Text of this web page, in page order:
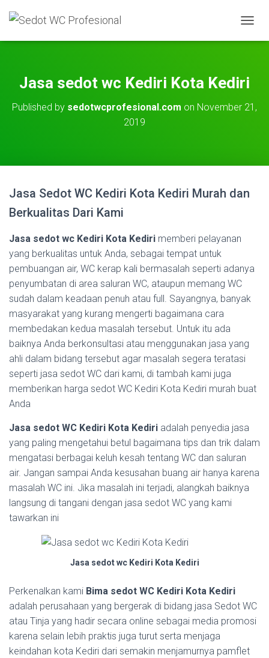
O
L
E
A
T
O
Jasa sedot wc Kediri Kota Kediri
Published by sedotwcprofesional.com on November 21,
2019
Jasa Sedot WC Kediri Kota Kediri Murah dan
Berkualitas Dari Kami
Jasa sedot wc Kediri Kota Kediri memberi pelayanan
yang berkualitas untuk Anda, sebagai tempat untuk
pembuangan air, WC kerap kali bermasalah seperti adanya
penyumbatan di area saluran WC, ataupun memang WC
sudah dalam keadaan penuh atau full. Sayangnya, banyak
masyarakat yang kurang mengerti bagaimana cara
membedakan kedua masalah tersebut. Untuk itu ada
baiknya Anda berkonsultasi atau menggunakan jasa yang
ahli dalam bidang tersebut agar masalah segera teratasi
seperti jasa sedot WC dari kami, di tambah kami juga
memberikan harga sedot WC Kediri Kota Kediri murah buat
Anda
Jasa sedot WC Kediri Kota Kediri adalah penyedia jasa
yang paling mengetahui betul bagaimana tips dan trik dalam
mengatasi berbagai keluh kesah tentang WC dan saluran
air. Jangan sampai Anda kesusahan buang air hanya karena
masalah WC ini. Jika masalah ini terjadi, alangkah baiknya
langsung di tangani dengan jasa sedot WC yang kami
tawarkan ini
Jasa sedot wc Kediri Kota Kediri
Perkenalkan kami Bima sedot WC Kediri Kota Kediri
adalah perusahaan yang bergerak di bidang jasa Sedot WC
atau Tinja yang hadir secara online sebagai media promosi
karena selain lebih praktis juga turut serta menjaga
keindahan kota Kediri dari semakin menjamurnya pamflet